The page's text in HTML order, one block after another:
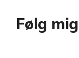
Følg